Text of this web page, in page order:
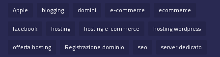
Apple blogging domini e-commerce
ecommerce
facebook
hosting hosting e-commerce
hosting wordpress
offerta hosting
Registrazione dominio seo
server dedicato